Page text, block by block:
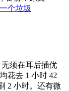
个垃圾
须在耳后插优
花去 1 小时 42
2 小时。还有微